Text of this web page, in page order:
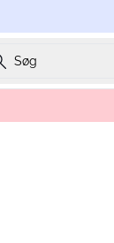
Søg